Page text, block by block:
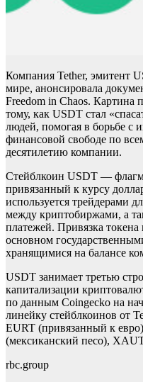
Компания Tether, эмитент
мире, анонсировала
Freedom in Chaos. Картина
тому, как USDT стал
людей, помогая в борьбе с
финансовой свободе по
десятилетию компании.
Стейблкоин USDT —
привязанный к курсу
используется трейдерами
между криптобиржами, а
платежей. Привязка токена
основном
хранящимися на балансе
USDT занимает третью
капитализации
по данным Coingecko на
линейку стейблкоинов от
EURT (привязанный к
(мексиканский песо),
rbc.group